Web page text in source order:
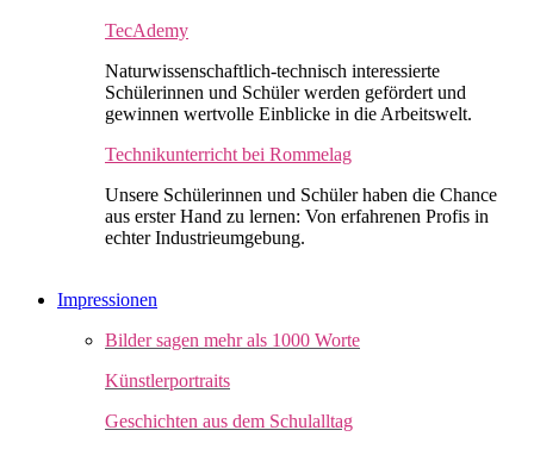
TecAdemy
Naturwissenschaftlich-technisch interessierte
Schülerinnen und Schüler werden gefördert und
gewinnen wertvolle Einblicke in die Arbeitswelt.
Technikunterricht bei Rommelag
Unsere Schülerinnen und Schüler haben die Chance
aus erster Hand zu lernen: Von erfahrenen Profis in
echter Industrieumgebung.
Impressionen
Bilder sagen mehr als 1000 Worte
Künstlerportraits
Geschichten aus dem Schulalltag